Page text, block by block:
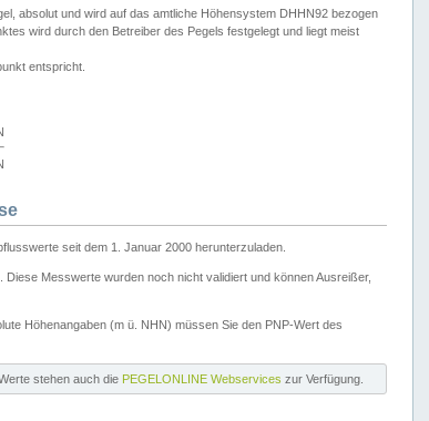
absolut und wird auf das amtliche Höhensystem DHHN92 bezogen
wird durch den Betreiber des Pegels festgelegt und liegt meist
entspricht.
seit dem 1. Januar 2000 herunterzuladen.
. Diese Messwerte wurden noch nicht validiert und können Ausreißer,
Höhenangaben (m ü. NHN) müssen Sie den PNP-Wert des
stehen auch die PEGELONLINE Webservices zur Verfügung.